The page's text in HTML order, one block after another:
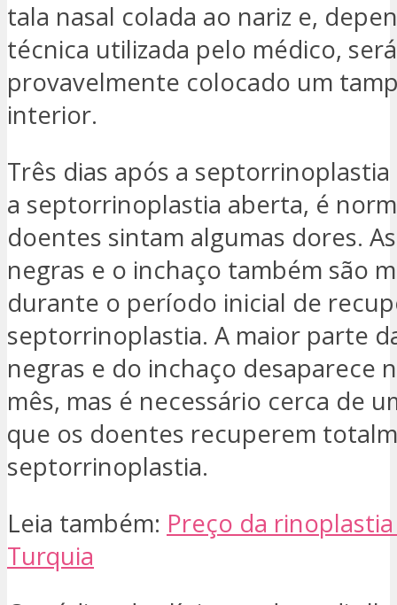
tala nasal colada ao nariz e,
técnica utilizada pelo médico, será
provavelmente colocado um
interior.
Três dias após a
a septorrinoplastia aberta, é
doentes sintam algumas dores.
negras e o inchaço também são
durante o período inicial de
septorrinoplastia. A maior parte
negras e do inchaço desaparece
mês, mas é necessário cerca de
que os doentes recuperem
septorrinoplastia.
Leia também: Preço da
Turquia